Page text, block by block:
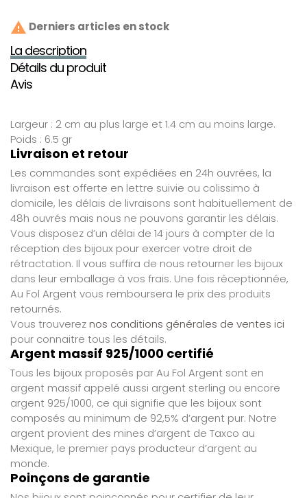
 Derniers articles en stock
La description
Détails du produit
Avis
Largeur : 2 cm au plus large et 1.4 cm au moins large.
Poids : 6.5 gr
Livraison et retour
Les commandes sont expédiées en 24h ouvrées, la
livraison est offerte en lettre suivie ou colissimo à
domicile, les délais de livraisons sont habituellement de
48h ouvrés mais nous ne pouvons garantir les délais.
Vous disposez d’un délai de 14 jours à compter de la
réception des bijoux pour exercer votre droit de
rétractation. Il vous suffira de nous retourner les bijoux
dans leur emballage à vos frais. Une fois réceptionnée,
Au Fol Argent vous remboursera le prix des produits
retournés.
Vous trouverez nos conditions générales de ventes ici
pour connaitre tous les détails.
Argent massif 925/1000 certifié
Tous les bijoux proposés par Au Fol Argent sont en
argent massif appelé aussi argent sterling ou encore
argent 925/1000, ce qui signifie que les bijoux sont
composés au minimum de 92,5% d’argent pur. Notre
argent provient des mines d’argent de Taxco au
Mexique, le premier pays producteur d’argent au
monde.
Poinçons de garantie